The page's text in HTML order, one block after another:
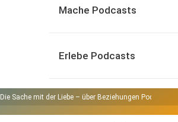
Mache Podcasts
Erlebe Podcasts
Die Sache mit der Liebe – über Beziehungen Podcast